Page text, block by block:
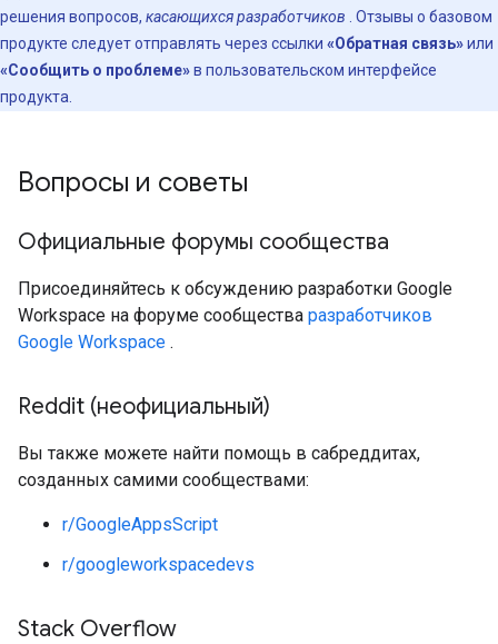
решения вопросов, касающихся разработчиков . Отзывы о базовом
продукте следует отправлять через ссылки «Обратная связь»или
«Сообщить о проблеме»в пользовательском интерфейсе
продукта.
Вопросы и советы
Официальные форумы сообщества
Присоединяйтесь к обсуждению разработки Google
Workspace на форуме сообщества разработчиков
Google Workspace .
Reddit (неофициальный)
Вы также можете найти помощь в сабреддитах,
созданных самими сообществами:
r/GoogleAppsScript
r/googleworkspacedevs
Stack Overflow